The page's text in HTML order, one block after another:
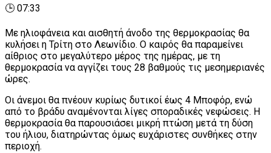
🕒 07:33
Με ηλιοφάνεια και αισθητή άνοδο της θερμοκρασίας θα
κυλήσει η Τρίτη στο Λεωνίδιο. Ο καιρός θα παραμείνει
αίθριος στο μεγαλύτερο μέρος της ημέρας, με τη
θερμοκρασία να αγγίζει τους 28 βαθμούς τις μεσημεριανές
ώρες.
Οι άνεμοι θα πνέουν κυρίως δυτικοί έως 4 Μποφόρ, ενώ
από το βράδυ αναμένονται λίγες σποραδικές νεφώσεις. Η
θερμοκρασία θα παρουσιάσει μικρή πτώση μετά τη δύση
του ήλιου, διατηρώντας όμως ευχάριστες συνθήκες στην
περιοχή.